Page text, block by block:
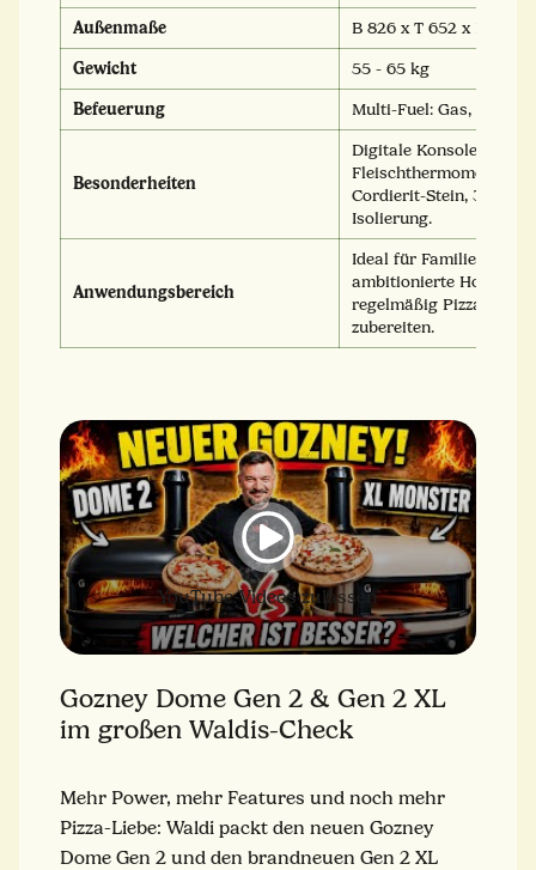
Außenmaße
B 826 x T 652 x H 513
Gewicht
55 - 65 kg
Befeuerung
Multi-Fuel: Gas, Holz,
Besonderheiten
Digitale Konsole, 2
Fleischthermometer,
Cordierit-Stein, 3-lagige
Isolierung.
Anwendungsbereich
Ideal für Familien und
ambitionierte
regelmäßig Pizza &
zubereiten.
YouTube-Videos zulassen
Gozney Dome Gen 2 & Gen 2 XL
im großen Waldis-Check
Mehr Power, mehr Features und noch mehr
Pizza-Liebe: Waldi packt den neuen Gozney
Dome Gen 2 und den brandneuen Gen 2 XL